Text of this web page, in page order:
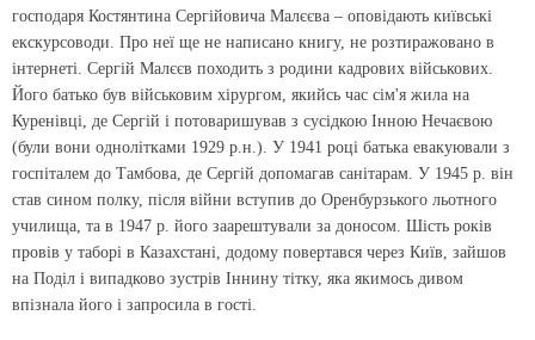
господаря Костянтина Сергійовича Малєєва – оповідають київські
екскурсоводи. Про неї ще не написано книгу, не розтиражовано в
інтернеті. Сергій Малєєв походить з родини кадрових військових.
Його батько був військовим хірургом, якийсь час сім'я жила на
Куренівці, де Сергій і потоваришував з сусідкою Інною Нечаєвою
(були вони однолітками 1929 р.н.). У 1941 році батька евакуювали з
госпіталем до Тамбова, де Сергій допомагав санітарам. У 1945 р. він
став сином полку, після війни вступив до Оренбурзького льотного
училища, та в 1947 р. його заарештували за доносом. Шість років
провів у таборі в Казахстані, додому повертався через Київ, зайшов
на Поділ і випадково зустрів Іннину тітку, яка якимось дивом
впізнала його і запросила в гості.